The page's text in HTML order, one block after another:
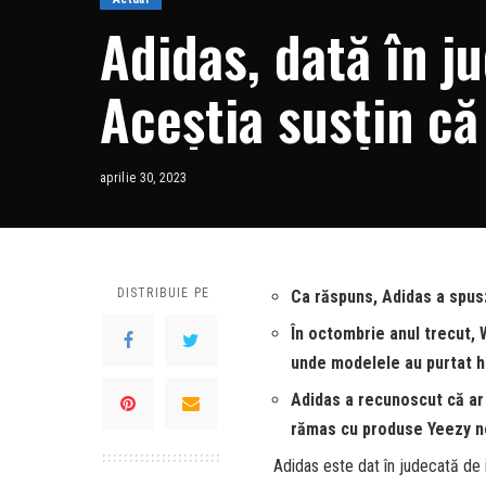
Adidas, dată în
Aceștia susțin
comportamentul
West de mulți ani
aprilie 30, 2023
DISTRIBUIE PE
Ca răspuns, Adidas a
În octombrie anul trecut,
unde modelele au purtat
Adidas a recunoscut că
rămas cu produse Yeezy
Adidas este dat în judecată